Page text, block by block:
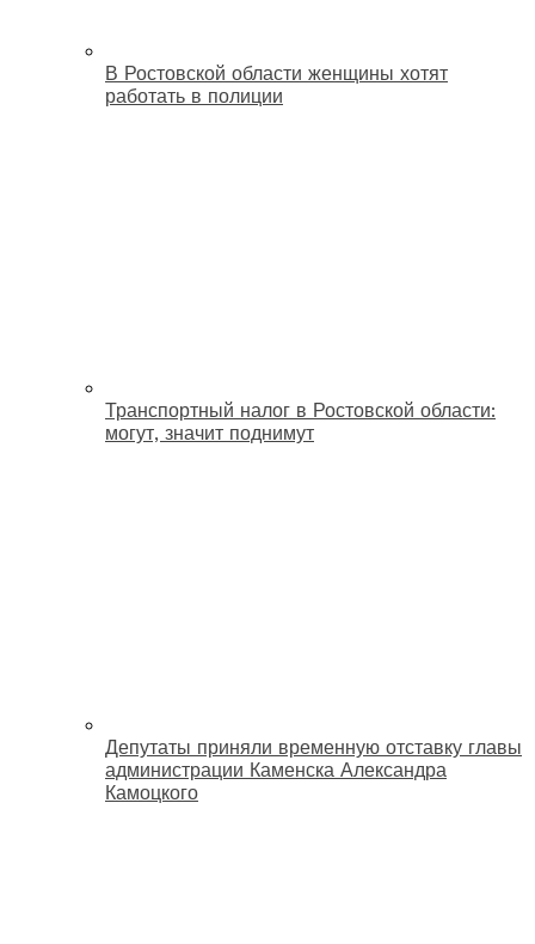
В Ростовской области женщины хотят
работать в полиции
Транспортный налог в Ростовской области:
могут, значит поднимут
Депутаты приняли временную отставку главы
администрации Каменска Александра
Камоцкого